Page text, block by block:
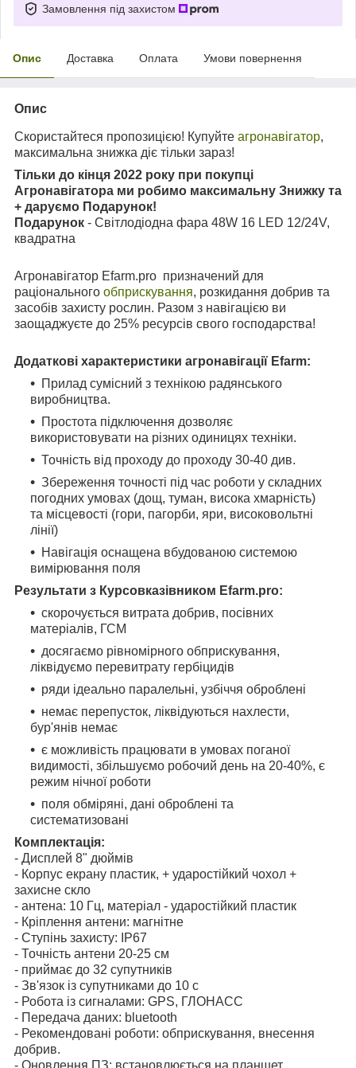
Замовлення під захистом
Опис Доставка Оплата Умови повернення
Опис
Скористайтеся пропозицією! Купуйте агронавігатор,
максимальна знижка діє тільки зараз!
Тільки до кінця 2022 року при покупці
Агронавігатора ми робимо максимальну Знижку та
+ даруємо Подарунок!
Подарунок - Світлодіодна фара 48W 16 LED 12/24V,
квадратна
Агронавігатор Еfarm.pro призначений для
раціонального обприскування, розкидання добрив та
засобів захисту рослин. Разом з навігацією ви
заощаджуєте до 25% ресурсів свого господарства!
Додаткові характеристики агронавігації Еfarm:
Прилад сумісний з технікою радянського
виробництва.
Простота підключення дозволяє
використовувати на різних одиницях техніки.
Точність від проходу до проходу 30-40 див.
Збереження точності під час роботи у складних
погодних умовах (дощ, туман, висока хмарність)
та місцевості (гори, пагорби, яри, високовольтні
лінії)
Навігація оснащена вбудованою системою
вимірювання поля
Результати з Курсовказівником Еfarm.pro:
скорочується витрата добрив, посівних
матеріалів, ГСМ
досягаємо рівномірного обприскування,
ліквідуємо перевитрату гербіцидів
ряди ідеально паралельні, узбіччя оброблені
немає перепусток, ліквідуються нахлести,
бур'янів немає
є можливість працювати в умовах поганої
видимості, збільшуємо робочий день на 20-40%, є
режим нічної роботи
поля обміряні, дані оброблені та
систематизовані
Комплектація:
- Дисплей 8" дюймів
- Корпус екрану пластик, + ударостійкий чохол +
захисне скло
- антена: 10 Гц, матеріал - ударостійкий пластик
- Кріплення антени: магнітне
- Ступінь захисту: IP67
- Точність антени 20-25 см
- приймає до 32 супутників
- Зв'язок із супутниками до 10 с
- Робота із сигналами: GPS, ГЛОНАСС
- Передача даних: bluetooth
- Рекомендовані роботи: обприскування, внесення
добрив.
- Оновлення ПЗ: встановлюється на планшет,